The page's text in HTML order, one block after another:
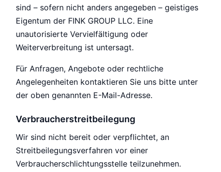
sind – sofern nicht anders angegeben – geistiges
Eigentum der FINK GROUP LLC. Eine
unautorisierte Vervielfältigung oder
Weiterverbreitung ist untersagt.
Für Anfragen, Angebote oder rechtliche
Angelegenheiten kontaktieren Sie uns bitte unter
der oben genannten E-Mail-Adresse.
Verbraucherstreitbeilegung
Wir sind nicht bereit oder verpflichtet, an
Streitbeilegungsverfahren vor einer
Verbraucherschlichtungsstelle teilzunehmen.